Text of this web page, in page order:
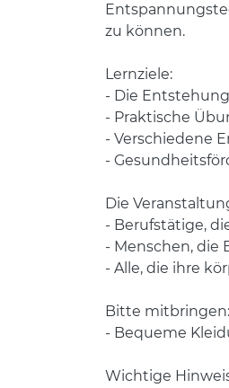
zu können.
Lernziele:
- Die
- Praktische
- Verschiedene
-
Die
- Berufstätige,
- Menschen, die
- Alle, die ihre
Bitte mitbringen:
- Bequeme
Wichtige